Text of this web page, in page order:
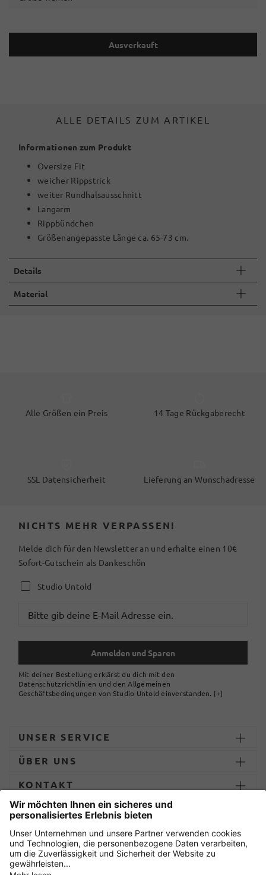
Ausverkauft
ALLE DETAILS ZUM ARTIKEL
Informationen zum Produkt
Oversize Fit
weicher Rippstrick
weiter Rundhalsausschnitt
Langarm
Rippbündchen
Größenangepasste Länge ca. 65-73 cm.
Details
Material
Alle Größen ein Preis 14 Tage Rückgaberecht
SSL Datensicherheit Lieferung an Wunschadresse
NICHTS MEHR VERPASSEN!
Melde dich für den Newsletter an und erhalte einen 10€
Sofort-Gutschein als Dankeschön
Studio Untold
Anmelden und Sparen
Mit deiner Bestellung erklärst du dich mit den
Datenschutzrichtlinien und den Allgemeinen
Geschäftsbedingungen von Studio Untold einverstanden. [+]
UNSER SERVICE
ÜBER UNS
KONTAKT
ZAHLUNG UND LIEFERUNG
Sicher einkaufen mit